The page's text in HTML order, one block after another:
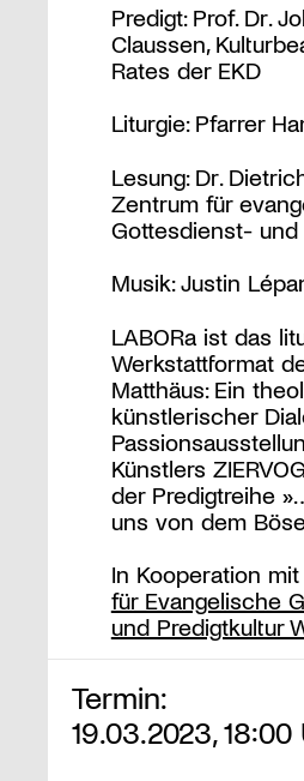
Predigt: Prof. Dr.
Claussen,
Rates der EKD
Liturgie: Pfarrer
Lesung: Dr.
Zentrum für
Gottesdienst- und
Musik: Justin
LABORa ist das
Werkstattformat
Matthäus: Ein
künstlerischer
Künstlers
der Predigtreihe
uns von dem
In Kooperation
für Evangelische
und Predigtkultur
Termin:
19.03.2023, 18:00